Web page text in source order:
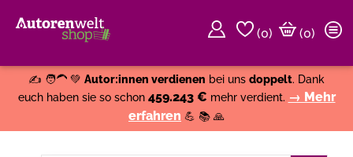
(0)
(0)
✍️ 🧑‍🦱 💚 Autor:innen verdienen bei uns doppelt. Dank
euch haben sie so schon 459.243 € mehr verdient. → Mehr
erfahren 💪 📚 🙏